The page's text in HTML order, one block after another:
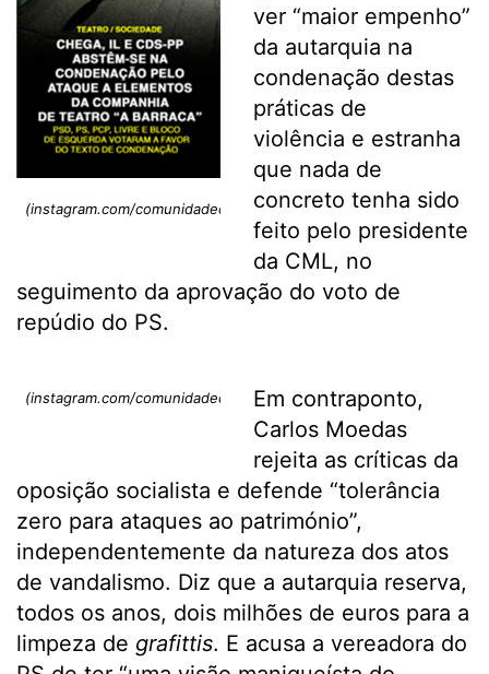
(instagram.com/comunidadeculturaearte)
ver “maior empenho”
da autarquia na
condenação destas
práticas de
violência e estranha
que nada de
concreto tenha sido
feito pelo presidente
da CML, no
seguimento da aprovação do voto de
repúdio do PS.
(instagram.com/comunidadeculturaearte)Em contraponto,
Carlos Moedas
rejeita as críticas da
oposição socialista e defende “tolerância
zero para ataques ao património”,
independentemente da natureza dos atos
de vandalismo. Diz que a autarquia reserva,
todos os anos, dois milhões de euros para a
limpeza de grafittis. E acusa a vereadora do